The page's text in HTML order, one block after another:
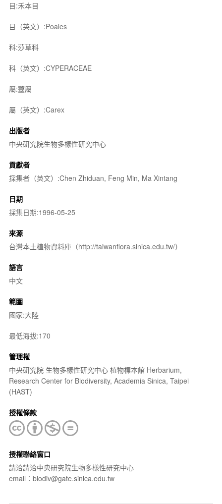
目:禾本目
目（英文）:Poales
科:莎草科
科（英文）:CYPERACEAE
屬:薹屬
屬（英文）:Carex
出版者
中央研究院生物多樣性研究中心
貢獻者
採集者（英文）:Chen Zhiduan, Feng Min, Ma Xintang
日期
採集日期:1996-05-25
來源
台灣本土植物資料庫（http://taiwanflora.sinica.edu.tw/）
語言
中文
範圍
國家:大陸
最低海拔:170
管理權
中央研究院 生物多樣性研究中心 植物標本館 Herbarium,
Research Center for Biodiversity, Academia Sinica, Taipei
(HAST)
授權條款
授權聯絡窗口
請洽請洽中央研究院生物多樣性研究中心
email：biodiv@gate.sinica.edu.tw